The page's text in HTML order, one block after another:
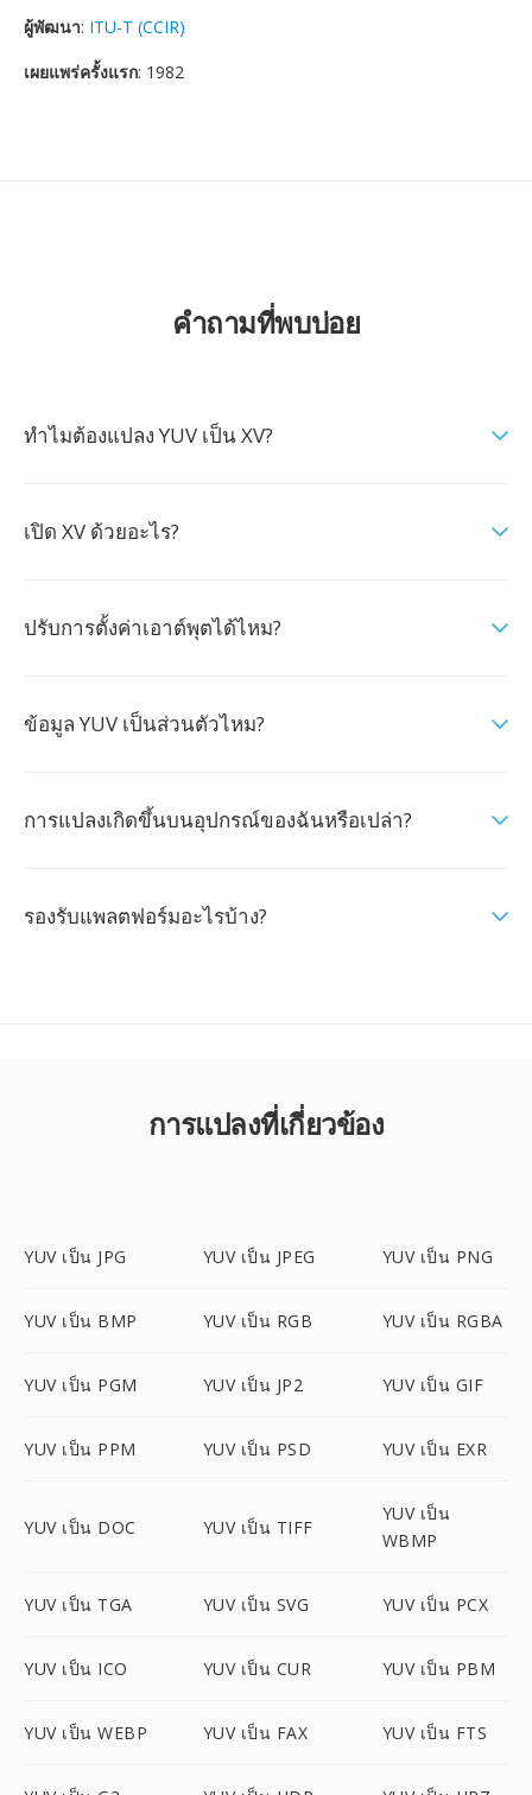
ผู้พัฒนา: ITU-T (CCIR)
เผยแพร่ครั้งแรก: 1982
คำถามที่พบบ่อย
ทำไมต้องแปลง YUV เป็น XV?
เปิด XV ด้วยอะไร?
ปรับการตั้งค่าเอาต์พุตได้ไหม?
ข้อมูล YUV เป็นส่วนตัวไหม?
การแปลงเกิดขึ้นบนอุปกรณ์ของฉันหรือเปล่า?
รองรับแพลตฟอร์มอะไรบ้าง?
การแปลงที่เกี่ยวข้อง
YUV เป็น JPG YUV เป็น JPEG YUV เป็น PNG
YUV เป็น BMP YUV เป็น RGB YUV เป็น RGBA
YUV เป็น PGM YUV เป็น JP2 YUV เป็น GIF
YUV เป็น PPM YUV เป็น PSD YUV เป็น EXR
YUV เป็น DOC YUV เป็น TIFF
YUV เป็น
WBMP
YUV เป็น TGA YUV เป็น SVG YUV เป็น PCX
YUV เป็น ICO YUV เป็น CUR YUV เป็น PBM
YUV เป็น WEBP YUV เป็น FAX YUV เป็น FTS